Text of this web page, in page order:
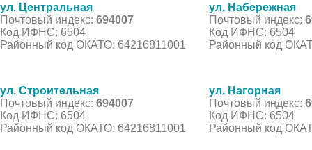
ул. Центральная
Почтовый индекс: 694007
Код ИФНС: 6504
Районный код ОКАТО: 64216811001
ул. Набережная
Почтовый индекс:
Код ИФНС: 6504
Районный код
ул. Строительная
Почтовый индекс: 694007
Код ИФНС: 6504
Районный код ОКАТО: 64216811001
ул. Нагорная
Почтовый индекс:
Код ИФНС: 6504
Районный код